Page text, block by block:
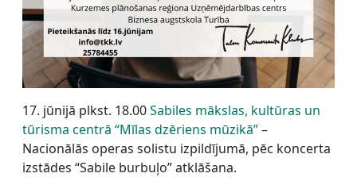
17. jūnijā plkst. 18.00Sabiles mākslas, kultūras un
tūrisma centrā “Mīlas dzēriens mūzikā”–
Nacionālās operas solistu izpildījumā, pēc koncerta
izstādes “Sabile burbuļo” atklāšana.